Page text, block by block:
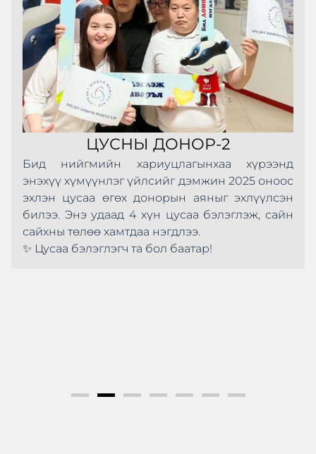
ЦУСНЫ ДОНОР-2
Бид нийгмийн хариуцлагынхаа хүрээнд
энэхүү хүмүүнлэг үйлсийг дэмжин 2025 оноос
эхлэн цусаа өгөх донорын аяныг эхлүүлсэн
билээ. Энэ удаад 4 хүн цусаа бэлэглэж, сайн
сайхны төлөө хамтдаа нэгдлээ.
✨ Цусаа бэлэглэгч та бол баатар!